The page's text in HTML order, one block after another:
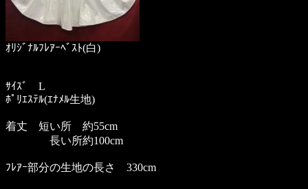
ｵﾘｼﾞﾅﾙﾌﾚｱｰﾍﾞｽﾄ(白)
ｻｲｽﾞ L
ﾎﾟﾘｴｽﾃﾙ(ｴﾅﾒﾙ生地)
着丈 短い所 約55cm
長い所約100cm
ﾌﾚｱｰ部分の生地の長さ 330cm